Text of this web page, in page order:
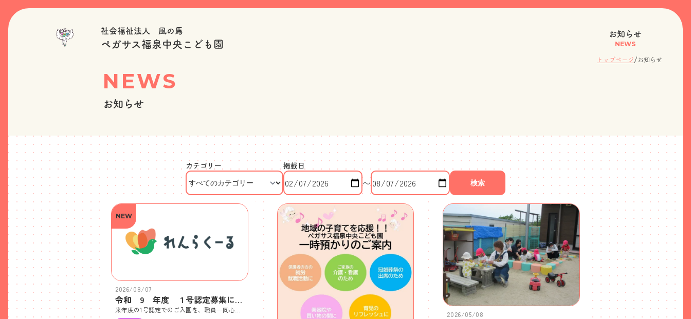
社会福祉法人 風の馬
ペガサス福泉中央こども園
お知らせ
NEWS
トップページ/ お知らせ
NEWS
お知らせ
カテゴリー 掲載日
〜 検索
NEW
2026/08/07
令和 9 年度 １号認定募集について
2026/05/08